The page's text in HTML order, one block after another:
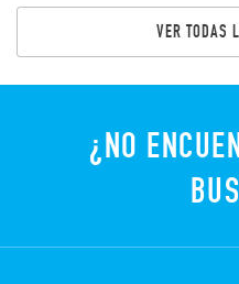
VER TODAS
¿NO